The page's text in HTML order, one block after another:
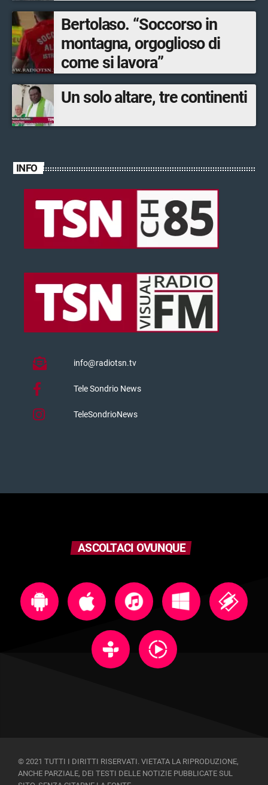
Bertolaso. “Soccorso in
montagna, orgoglioso di
come si lavora”
Un solo altare, tre continenti
INFO
info@radiotsn.tv
Tele Sondrio News
TeleSondrioNews
ASCOLTACI OVUNQUE
© 2021 TUTTI I DIRITTI RISERVATI. VIETATA LA RIPRODUZIONE,
ANCHE PARZIALE, DEI TESTI DELLE NOTIZIE PUBBLICATE SUL